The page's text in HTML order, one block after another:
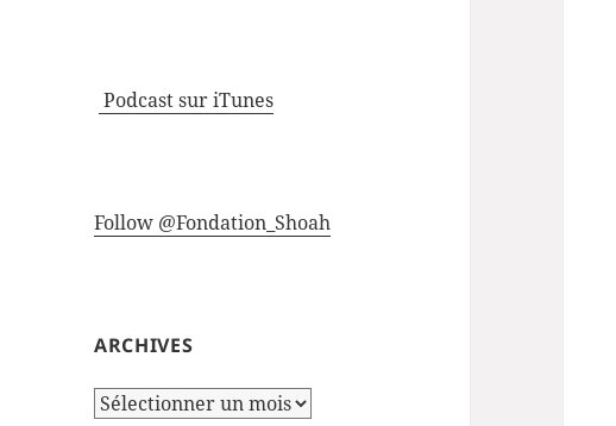
Podcast sur iTunes
Follow @Fondation_Shoah
ARCHIVES
Archives